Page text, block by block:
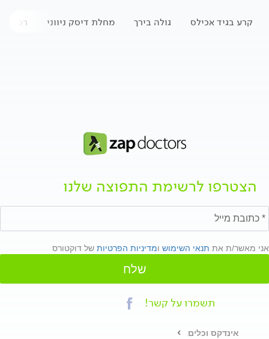
קרע בגיד אכילס גולה בירך מחלת דיסק ניווני רככת
הצטרפו לרשימת התפוצה שלנו
אני מאשר/ת את תנאי השימוש ומדיניות הפרטיות של דוקטורס
שלח
תשמרו על קשר!
אינדקס וכלים